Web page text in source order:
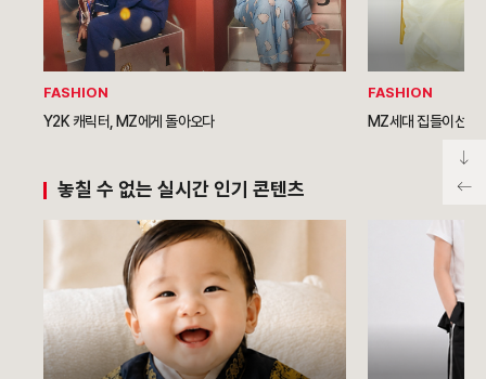
FASHION
Y2K 캐릭터, MZ에게 돌아오다
FASHION
MZ세대 집들이선물
놓칠 수 없는 실시간 인기 콘텐츠